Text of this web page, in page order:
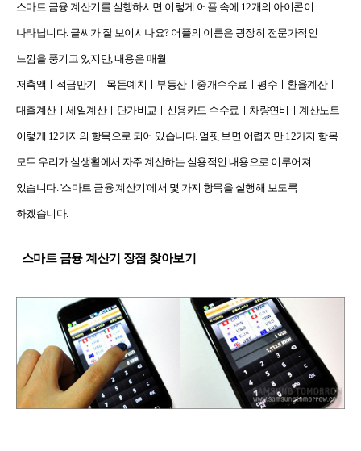
스마트 금융 계산기를 실행하시면 이렇게 어플 속에 12개의 아이콘이
나타납니다. 글씨가 잘 보이시나요? 어플의 이름은 굉장히 전문가적인
느낌을 풍기고 있지만, 내용은 매월
저축액ㅣ적금만기ㅣ목돈예치ㅣ부동산ㅣ중개수수료ㅣ평수ㅣ환율계산ㅣ
대출계산ㅣ세일계산ㅣ단가비교ㅣ신용카드 수수료ㅣ차량연비ㅣ계산노트
이렇게 12가지의 항목으로 되어 있습니다. 얼핏 보면 어렵지만 12가지 항목
모두 우리가 실생활에서 자주 계산하는 실용적인 내용으로 이루어져
있습니다. '스마트 금융 계산기'에서 몇 가지 항목을 실행해 보도록
하겠습니다.
스마트 금융 계산기 장점 찾아보기